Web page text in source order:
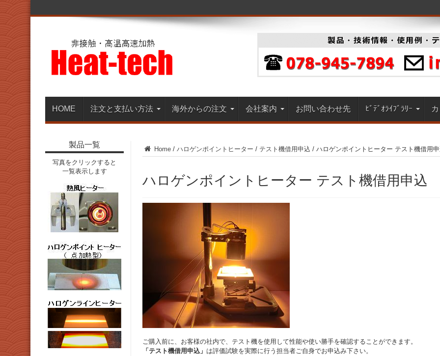
HOME 注文と支払い方法 海外からの注文 会社案内 お問い合わせ先 ﾋﾞﾃﾞｵﾗｲﾌﾞﾗﾘｰ
Home / ハロゲンポイントヒーター / テスト機借用申込 / ハロゲンポイントヒーター テスト機借用
ハロゲンポイントヒーター テスト機借用申込
ご購入前に、お客様の社内で、テスト機を使用して性能や使い勝手を確認することができます。
「テスト機借用申込」 は評価試験を実際に行う担当者ご自身でお申込み下さい。
製品一覧
写真をクリックすると
一覧表示します